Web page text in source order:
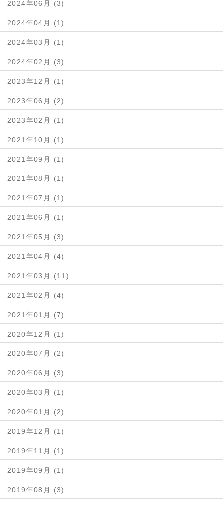
2024年06月 (3)
2024年04月 (1)
2024年03月 (1)
2024年02月 (3)
2023年12月 (1)
2023年06月 (2)
2023年02月 (1)
2021年10月 (1)
2021年09月 (1)
2021年08月 (1)
2021年07月 (1)
2021年06月 (1)
2021年05月 (3)
2021年04月 (4)
2021年03月 (11)
2021年02月 (4)
2021年01月 (7)
2020年12月 (1)
2020年07月 (2)
2020年06月 (3)
2020年03月 (1)
2020年01月 (2)
2019年12月 (1)
2019年11月 (1)
2019年09月 (1)
2019年08月 (3)